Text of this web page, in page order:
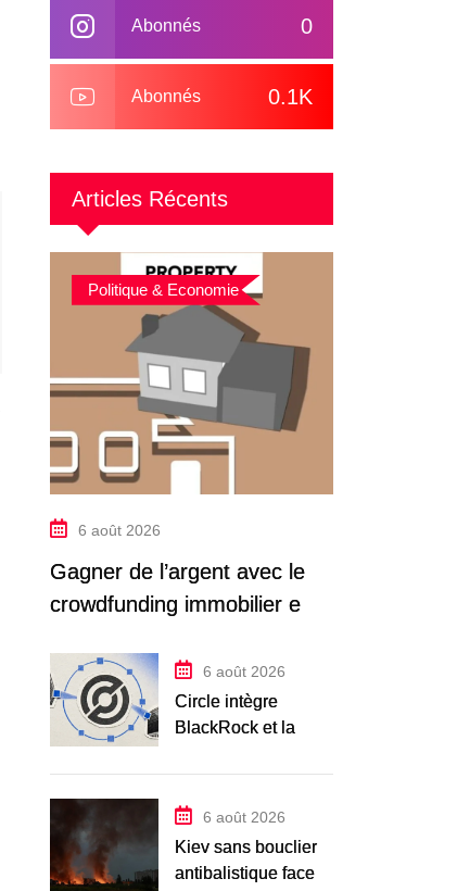
0
Abonnés
0.1K
Abonnés
Articles Récents
Politique & Economie
6 août 2026
Gagner de l’argent avec le
crowdfunding immobilier en
6 août 2026
Circle intègre
BlackRock et la
blockchain Arc,
lancement le 16
6 août 2026
Kiev sans bouclier
antibalistique face